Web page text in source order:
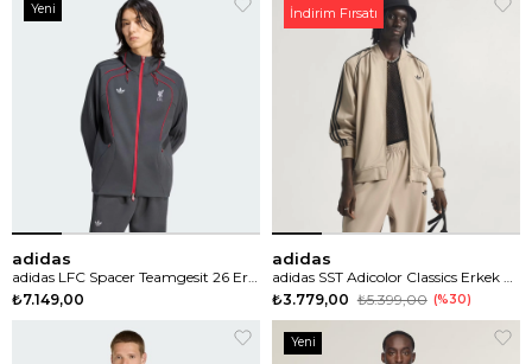
adidas
adidas LFC Spacer Teamgesit 26 Erkek Sweatshirt
₺7.149,00
Yeni
adidas
adidas SST Adicolor Classics Erkek Sweatshirt
₺3.779,00 ₺5.399,00 %30
İndirim Fırsatı
Yeni